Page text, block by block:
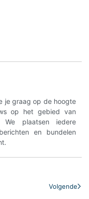
je graag op de hoogte
op het gebied van
We plaatsen iedere
en bundelen
Volgende